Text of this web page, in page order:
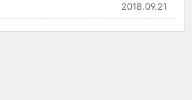
2018.09.21